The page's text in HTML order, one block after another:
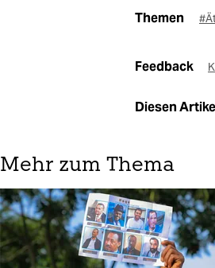
Themen
Feedback
Diesen
Mehr zum Thema